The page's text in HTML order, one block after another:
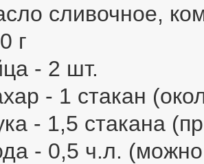
сливочное,
г
- 2 шт.
- 1 стакан
- 1,5 стакана
- 0,5 ч.л. (можно